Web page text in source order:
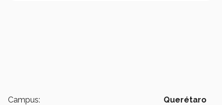
Campus: Querétaro